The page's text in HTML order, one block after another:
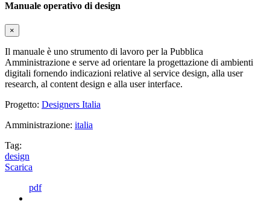
Manuale operativo di design
×
Il manuale è uno strumento di lavoro per la Pubblica
Amministrazione e serve ad orientare la progettazione di ambienti
digitali fornendo indicazioni relative al service design, alla user
research, al content design e alla user interface.
Progetto: Designers Italia
Amministrazione: italia
Tag:
design
Scarica
pdf